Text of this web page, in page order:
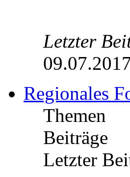
Letzter
Regionales
Themen
Beiträge
Letzter